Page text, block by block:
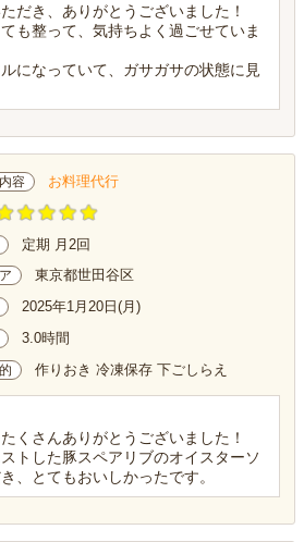
だき、ありがとうございました！
も整って、気持ちよく過ごせていま
になっていて、ガサガサの状態に見
容 お料理代行
定期 月2回
東京都世田谷区
2025年1月20日(月)
3.0時間
作りおき 冷凍保存 下ごしらえ
くさんありがとうございました！
トした豚スペアリブのオイスターソ
、とてもおいしかったです。